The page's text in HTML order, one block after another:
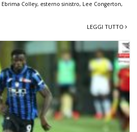
Ebrima Colley, esterno sinistro, Lee Congerton,
LEGGI TUTTO